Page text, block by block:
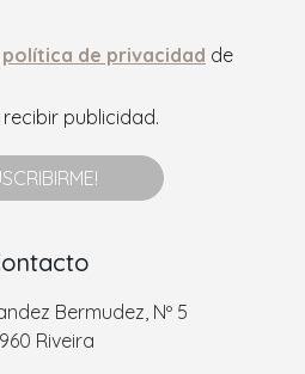
política de privacidad de
publicidad.
Bermudez, Nº 5
Riveira